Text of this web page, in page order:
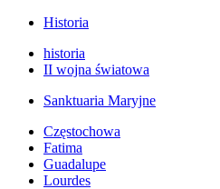
Historia
historia
II wojna światowa
Sanktuaria Maryjne
Częstochowa
Fatima
Guadalupe
Lourdes